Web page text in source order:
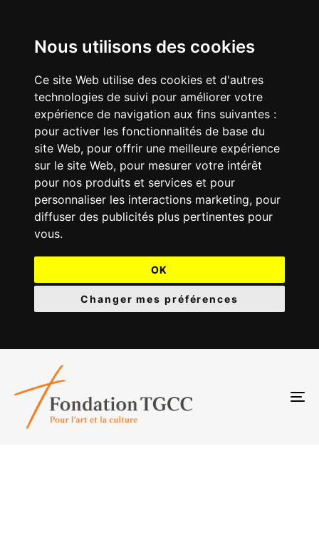
Nous utilisons des cookies
Ce site Web utilise des cookies et d'autres
technologies de suivi pour améliorer votre
expérience de navigation aux fins suivantes :
pour activer les fonctionnalités de base du
site Web, pour offrir une meilleure expérience
sur le site Web, pour mesurer votre intérêt
pour nos produits et services et pour
personnaliser les interactions marketing, pour
diffuser des publicités plus pertinentes pour
vous.
OK
Changer mes préférences